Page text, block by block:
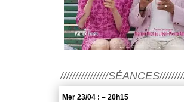
////////////////
Mer 23/04 : – 20h15